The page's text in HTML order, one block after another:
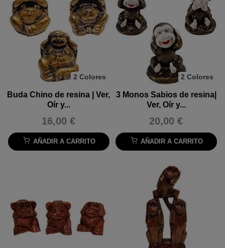
2 Colores
Buda Chino de resina | Ver,
Oír y...
16,00 €
AÑADIR A CARRITO
2 Colores
3 Monos Sabios de resina|
Ver, Oír y...
20,00 €
AÑADIR A CARRITO